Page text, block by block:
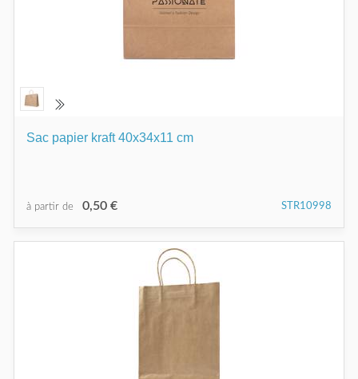
Sac papier kraft 40x34x11 cm
à partir de 0,50 € STR10998